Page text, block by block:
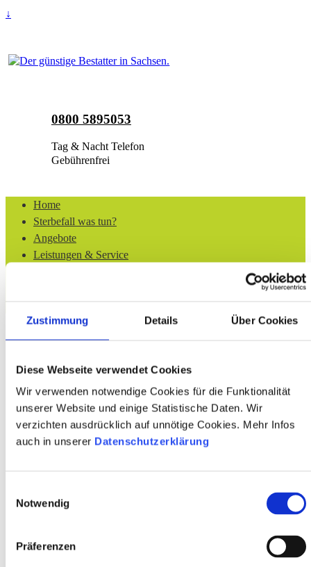
Zustimmung Details Über Cookies
Diese Webseite verwendet Cookies
Wir verwenden notwendige Cookies für die Funktionalität
unserer Website und einige Statistische Daten. Wir
verzichten ausdrücklich auf unnötige Cookies. Mehr Infos
auch in unserer Datenschutzerklärung
Notwendig
Präferenzen
↓
0800 5895053
Tag & Nacht Telefon
Gebührenfrei
Home
Sterbefall was tun?
Angebote
Leistungen & Service
nach:
Willkommen bei Saxonitas®
Bestattung in Würde müssen kein Vermögen kosten. Saxonitas®
gibt Ihnen die Sicherheit, eine würdevolle Bestattung so günstig